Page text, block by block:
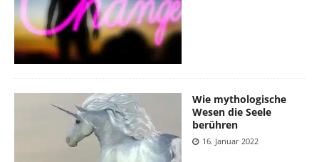
Wie mythologische
Wesen die Seele
berühren
16. Januar 2022